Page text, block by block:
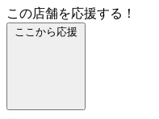
この店舗を応援する！
ここから応援